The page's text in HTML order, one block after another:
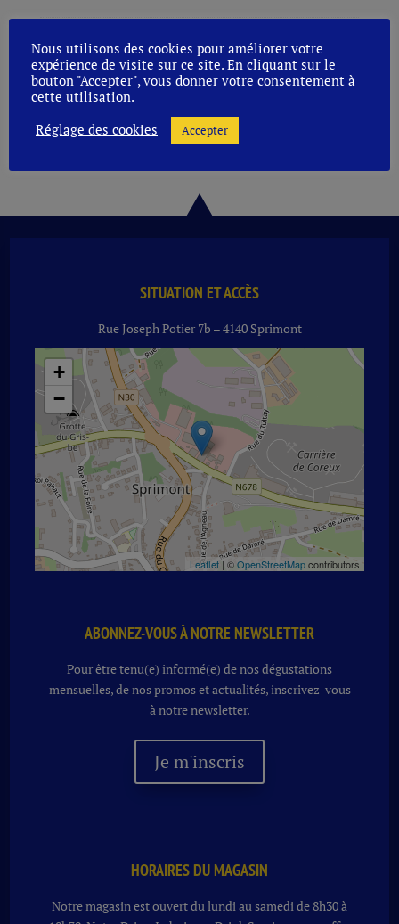
Vidanges:5,50€
quantité
SCHWEPPES
Ajouter
SITUATION ET ACCÈS
Rue Joseph Potier 7b – 4140 Sprimont
+
−
Leaflet| ©OpenStreetMapcontributors
ABONNEZ-VOUS À NOTRE NEWSLETTER
Pour être tenu(e) informé(e) de nos dégustations
mensuelles, de nos promos et actualités, inscrivez-vous
à notre newsletter.
Je m'inscris
HORAIRES DU MAGASIN
Notre magasin est ouvert du lundi au samedi de 8h30 à
Nous utilisons des cookies pour améliorer votre
expérience de visite sur ce site. En cliquant sur le
bouton "Accepter", vous donner votre consentement à
cette utilisation.
Réglage des cookies
Accepter